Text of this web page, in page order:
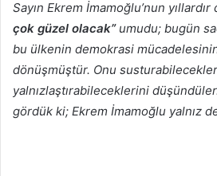
Sayın Ekrem İmamoğlu’nun
çok güzel olacak”umudu; bugün
bu ülkenin demokrasi
dönüşmüştür. Onu
yalnızlaştırabileceklerini
gördük ki; Ekrem İmamoğlu yalnız